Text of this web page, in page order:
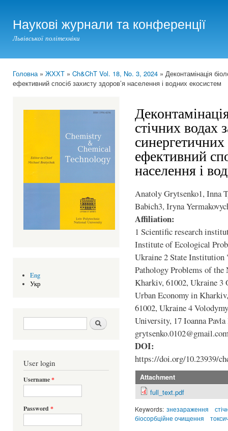
Наукові журнали та конференції
Львівської політехніки
You are here
Головна» ЖХХТ » Ch&ChT Vol. 18, No. 3, 2024 » Деконтамінація
ефективний спосіб захисту здоров’я населення і водних екосистем
Eng
Укр
Search form Шукати
User login
Username*
Password *
стічних водах
ефективний
населення і
Anatoly Grytsenko1, Inna
Babich3, Iryna
Affiliation:
1 Scientific research
Institute of Ecological
Ukraine 2 State
Pathology Problems of
Kharkiv, 61002, Ukraine
Urban Economy in
61002, Ukraine 4
University, 17 Ioanna
DOI:
https://doi.org/10.23939/
Attachment
full_text.pdf
Keywords: знезараження
біосорбційне очищення